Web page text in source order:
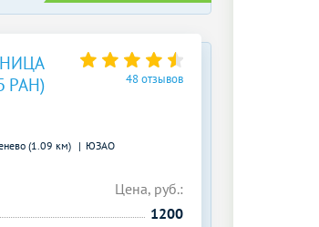
РАН)
48 отзывов
(1.09 км) ЮЗАО
Цена, руб.:
1200